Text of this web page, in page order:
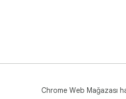
Chrome Web Mağazası